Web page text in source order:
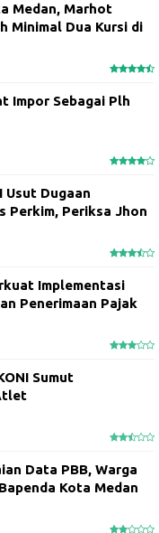
Medan, Marhot
Minimal Dua Kursi di
Impor Sebagai Plh
Usut Dugaan
Perkim, Periksa Jhon
Implementasi
Penerimaan Pajak
Sumut
Data PBB, Warga
Kota Medan